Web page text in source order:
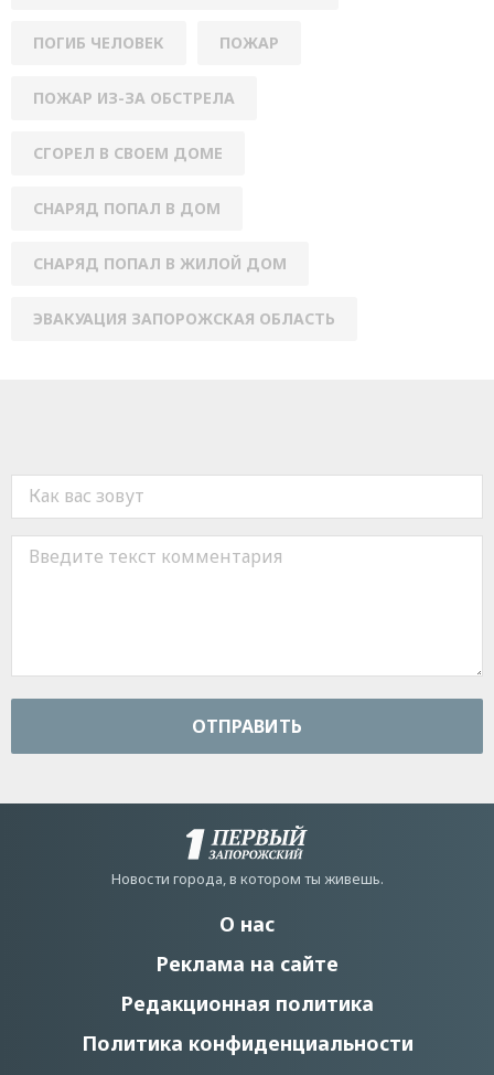
ПОГИБ ЧЕЛОВЕК ПОЖАР
ПОЖАР ИЗ-ЗА ОБСТРЕЛА
СГОРЕЛ В СВОЕМ ДОМЕ
СНАРЯД ПОПАЛ В ДОМ
СНАРЯД ПОПАЛ В ЖИЛОЙ ДОМ
ЭВАКУАЦИЯ ЗАПОРОЖСКАЯ ОБЛАСТЬ
ОТПРАВИТЬ
Новости города, в котором ты живешь.
О нас
Реклама на сайте
Редакционная политика
Политика конфиденциальности